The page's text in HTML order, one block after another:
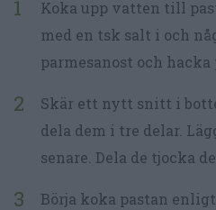
Koka upp vatten till
med en tsk salt i och
parmesanost och hacka
Skär ett nytt snitt i
dela dem i tre delar.
senare. Dela de tjocka
Börja koka pastan